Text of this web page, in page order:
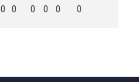
0 0 0 0 0 0